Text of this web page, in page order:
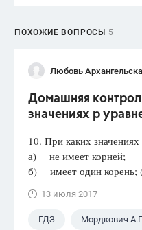
ПОХОЖИЕ ВОПРОСЫ 5
Любовь
Домашняя
значениях р
10. При каких
а) не имеет корней;
б) имеет один корень;
13 июля 2017
ГДЗ Мордкович